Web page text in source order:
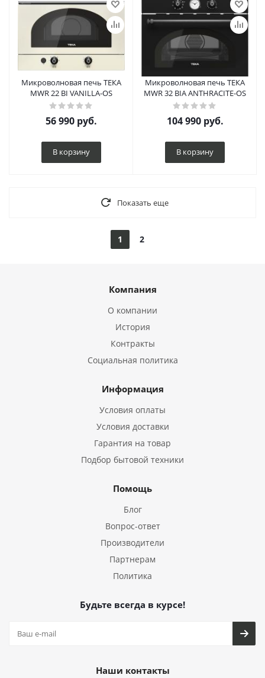
Микроволновая печь ТЕКА
MWR 22 BI VANILLA-OS
56 990 руб.
В корзину
Микроволновая печь ТЕКА
MWR 32 BIA ANTHRACITE-OS
104 990руб.
В корзину
Показать еще
1 2
Компания
О компании
История
Контракты
Социальная политика
Информация
Условия оплаты
Условия доставки
Гарантия на товар
Подбор бытовой техники
Помощь
Блог
Вопрос-ответ
Производители
Партнерам
Политика
Будьте всегда в курсе!
Наши контакты